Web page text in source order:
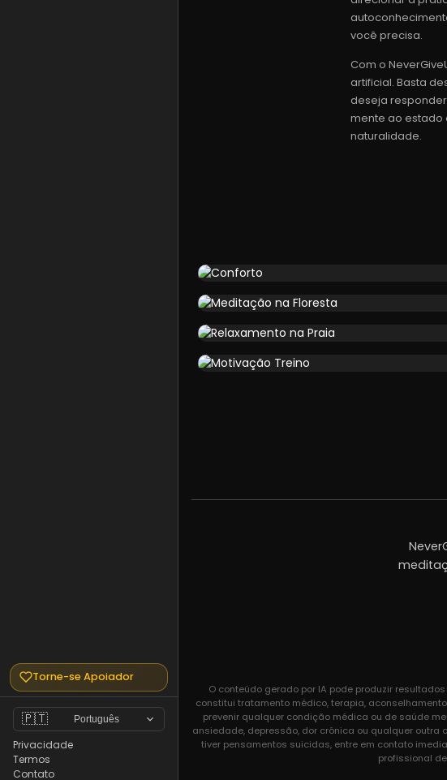
Torne-se Apoiador
🇵🇹 Português
Privacidade
Termos
Contato
você precisa.
Com o
artificial. Basta
deseja
mente ao estado
naturalidade.
O conteúdo gerado por IA pode produzir
constitui tratamento médico, terapia,
prevenir qualquer condição médica ou de saúde
ansiedade, depressão, dor crônica ou qualquer
tiver pensamentos suicidas, entre em contato
profissional